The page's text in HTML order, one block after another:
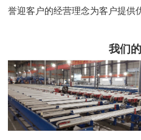
誉迎客户的经营理念为客户提供
我们